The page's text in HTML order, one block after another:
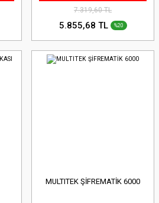
7.319,60 TL
5.855,68 TL %20
MULTITEK ŞİFREMATİK 6000